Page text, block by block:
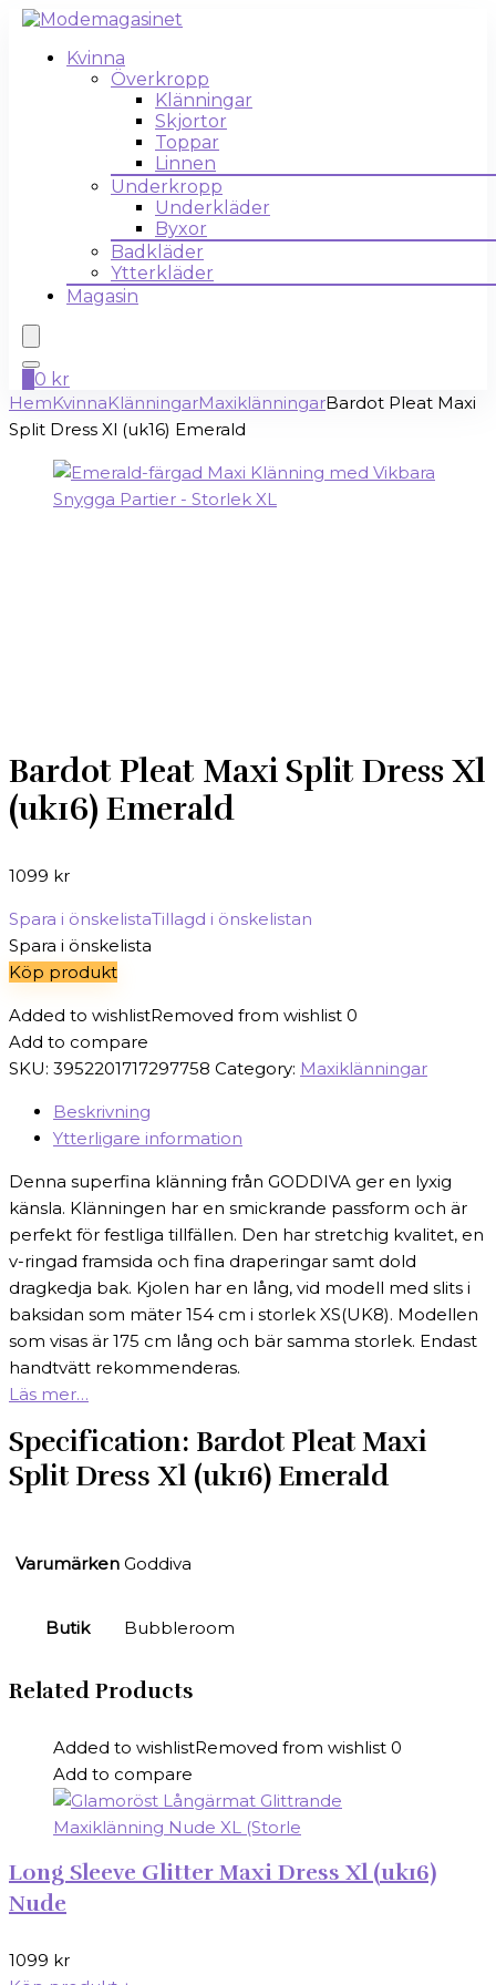
Kvinna
Överkropp
Klänningar
Skjortor
Toppar
Linnen
Underkropp
Underkläder
Byxor
Badkläder
Ytterkläder
Magasin
0 kr
HemKvinnaKlänningarMaxiklänningarBardot Pleat Maxi
Split Dress Xl (uk16) Emerald
Bardot Pleat Maxi Split Dress Xl
(uk16) Emerald
1099 kr
Spara i önskelistaTillagd i önskelistan
Spara i önskelista
Köp produkt
Added to wishlistRemoved from wishlist 0
Add to compare
SKU: 3952201717297758 Category: Maxiklänningar
Beskrivning
Ytterligare information
Denna superfina klänning från GODDIVA ger en lyxig
känsla. Klänningen har en smickrande passform och är
perfekt för festliga tillfällen. Den har stretchig kvalitet, en
v-ringad framsida och fina draperingar samt dold
dragkedja bak. Kjolen har en lång, vid modell med slits i
baksidan som mäter 154 cm i storlek XS(UK8). Modellen
som visas är 175 cm lång och bär samma storlek. Endast
handtvätt rekommenderas.
Läs mer…
Specification: Bardot Pleat Maxi
Split Dress Xl (uk16) Emerald
Varumärken Goddiva
Butik Bubbleroom
Related Products
Added to wishlistRemoved from wishlist 0
Add to compare
Long Sleeve Glitter Maxi Dress Xl (uk16)
Nude
1099 kr